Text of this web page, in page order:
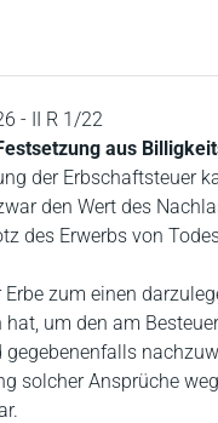
- II R 1/22
aus
der Erbschaftsteuer
den Wert des
des Erwerbs von
Erbe zum einen
hat, um den am
gegebenenfalls
solcher Ansprüche